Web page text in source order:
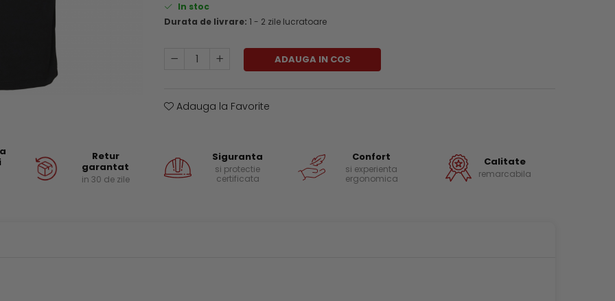
In stoc
Durata de livrare: 1 - 2 zile lucratoare
ADAUGA IN COS
Adauga la Favorite
Retur
garantat
in 30 de zile
Siguranta
si protectie
certificata
Confort
si experienta
ergonomica
Calitate
remarcabila